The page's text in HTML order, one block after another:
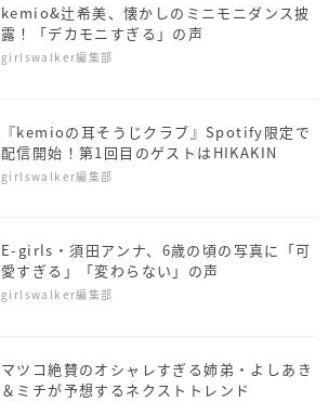
kemio&辻希美、懐かしのミニモニダンス披
露！「デカモニすぎる」の声
girlswalker編集部
『kemioの耳そうじクラブ』Spotify限定で
配信開始！第1回目のゲストはHIKAKIN
girlswalker編集部
E-girls・須田アンナ、6歳の頃の写真に「可
愛すぎる」「変わらない」の声
girlswalker編集部
マツコ絶賛のオシャレすぎる姉弟・よしあき
＆ミチが予想するネクストトレンド